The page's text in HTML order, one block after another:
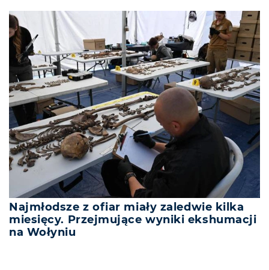
Najmłodsze z ofiar miały zaledwie kilka
miesięcy. Przejmujące wyniki ekshumacji
na Wołyniu